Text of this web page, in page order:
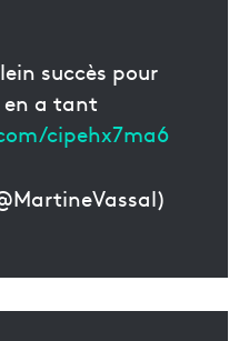
succès pour
a tant
cipehx7ma6